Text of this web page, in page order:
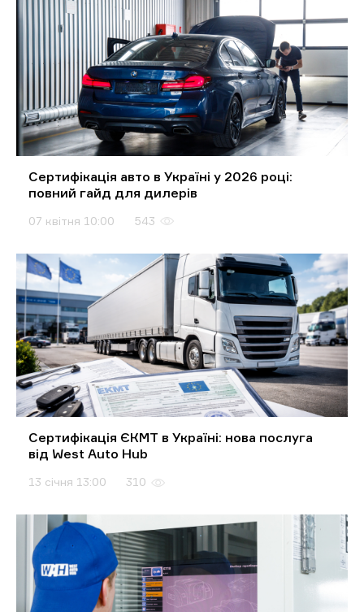
Сертифікація авто в Україні у 2026 році:
повний гайд для дилерів
07 квітня 10:00 543
Сертифікація ЄКМТ в Україні: нова послуга
від West Auto Hub
13 січня 13:00 310